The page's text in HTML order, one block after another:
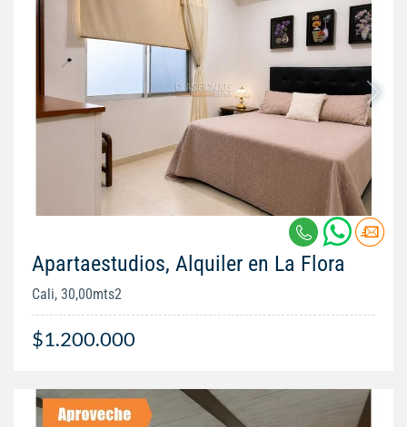
Apartaestudios, Alquiler en La Flora
Cali, 30,00mts2
$1.200.000